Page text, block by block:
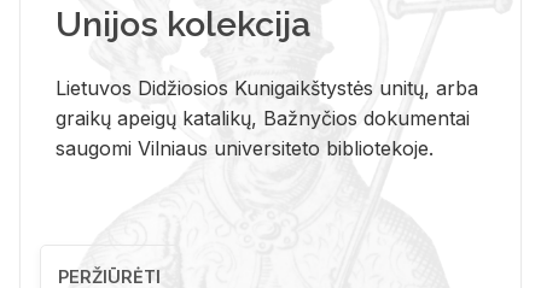
Unijos kolekcija
Lietuvos Didžiosios Kunigaikštystės unitų, arba
graikų apeigų katalikų, Bažnyčios dokumentai
saugomi Vilniaus universiteto bibliotekoje.
PERŽIŪRĖTI